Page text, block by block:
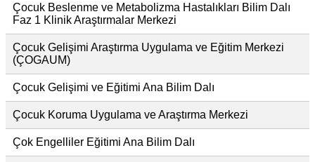
Çocuk Beslenme ve Metabolizma Hastalıkları Bilim Dalı
Faz 1 Klinik Araştırmalar Merkezi
Çocuk Gelişimi Araştırma Uygulama ve Eğitim Merkezi
(ÇOGAUM)
Çocuk Gelişimi ve Eğitimi Ana Bilim Dalı
Çocuk Koruma Uygulama ve Araştırma Merkezi
Çok Engelliler Eğitimi Ana Bilim Dalı